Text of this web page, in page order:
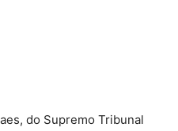
do Supremo Tribunal